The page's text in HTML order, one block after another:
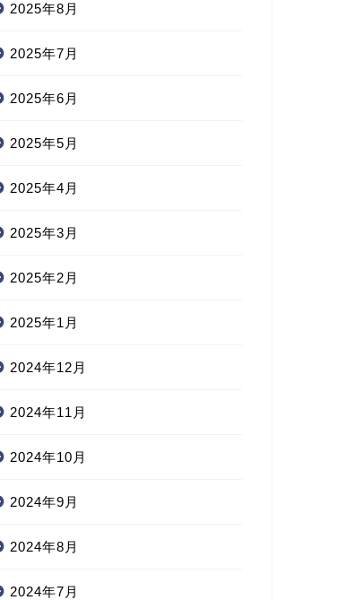
2025年8月
2025年7月
2025年6月
2025年5月
2025年4月
2025年3月
2025年2月
2025年1月
2024年12月
2024年11月
2024年10月
2024年9月
2024年8月
2024年7月